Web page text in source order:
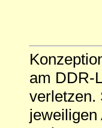
am DDR-
verletzen.